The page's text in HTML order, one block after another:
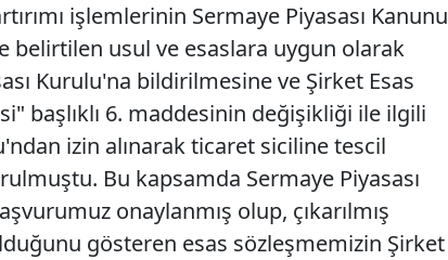
işlemlerinin Sermaye Piyasası Kanunu
belirtilen usul ve esaslara uygun olarak
Kurulu'na bildirilmesine ve Şirket Esas
başlıklı 6. maddesinin değişikliği ile ilgili
izin alınarak ticaret siciline tescil
Bu kapsamda Sermaye Piyasası
onaylanmış olup, çıkarılmış
gösteren esas sözleşmemizin Şirket